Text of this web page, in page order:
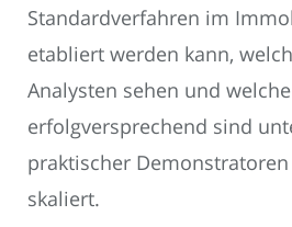
Standardverfahren im
etabliert werden kann,
Analysten sehen und
erfolgversprechend sind
praktischer
skaliert.